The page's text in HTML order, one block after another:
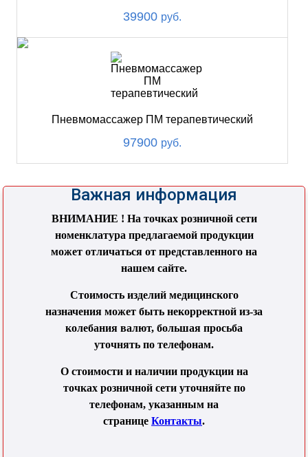
39900 руб.
Пневмомассажер ПМ терапевтический
97900 руб.
Важная информация
ВНИМАНИЕ ! На точках розничной сети
номенклатура предлагаемой продукции
может отличаться от представленного на
нашем сайте.
Стоимость изделий медицинского
назначения может быть некорректной из-за
колебания валют, большая просьба
уточнять по телефонам.
О стоимости и наличии продукции на
точках розничной сети уточняйте по
телефонам, указанным на
странице Контакты.